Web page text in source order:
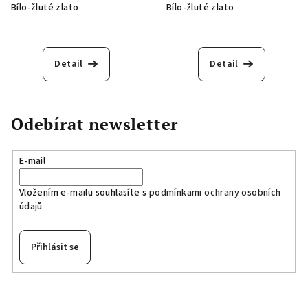
Bílo-žluté zlato
Detail
Bílo-žluté zlato
Detail
Odebírat newsletter
E-mail
Vložením e-mailu souhlasíte s podmínkami ochrany osobních
údajů
Přihlásit se